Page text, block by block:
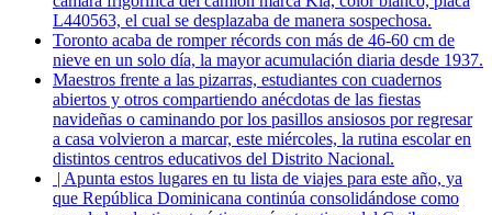
L440563, el cual se desplazaba de manera sospechosa.
Toronto acaba de romper récords con más de 46-60 cm de
nieve en un solo día, la mayor acumulación diaria desde 1937.
Maestros frente a las pizarras, estudiantes con cuadernos
abiertos y otros compartiendo anécdotas de las fiestas
navideñas o caminando por los pasillos ansiosos por regresar
a casa volvieron a marcar, este miércoles, la rutina escolar en
distintos centros educativos del Distrito Nacional.
| Apunta estos lugares en tu lista de viajes para este año, ya
que República Dominicana continúa consolidándose como